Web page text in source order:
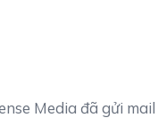
Media đã gửi